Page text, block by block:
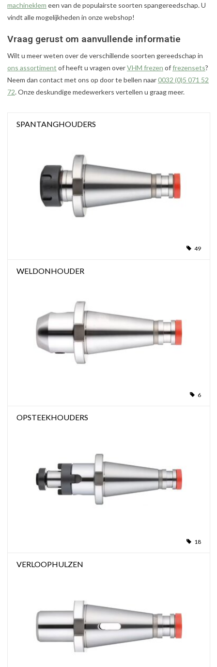
Veiligheid |
Verspaanbaar materiaal |
Varia |
Werkplaatsinrichting |
Machines |
Relatiegeschenken |
Onderdelen |
Oliën & Smeermiddelen |
machineklem een van de populairste soorten spangereedschap. U
vindt alle mogelijkheden in onze webshop!
Vraag gerust om aanvullende informatie
Wilt u meer weten over de verschillende soorten gereedschap in
ons assortiment of heeft u vragen overVHM frezen offrezensets?
Neem dan contact met ons op door te bellen naar0032 (0)5 071 52
72. Onze deskundige medewerkers vertellen u graag meer.
SPANTANGHOUDERS
49
WELDONHOUDER
6
OPSTEEKHOUDERS
18
VERLOOPHULZEN